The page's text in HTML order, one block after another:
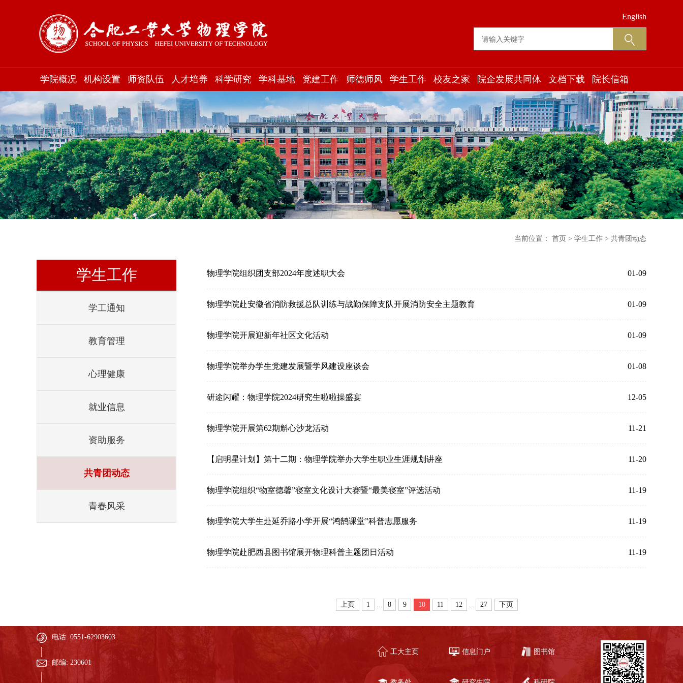
English
学院概况 机构设置 师资队伍 人才培养 科学研究 学科基地 党建工作 师德师风 学生工作 校友之家 院企发展共同体 文档下载 院长信箱
学生工作
学工通知
教育管理
心理健康
就业信息
资助服务
共青团动态
青春风采
当前位置： 首页 > 学生工作 > 共青团动态
物理学院组织团支部2024年度述职大会 01-09
物理学院赴安徽省消防救援总队训练与战勤保障支队开展消防安全主题教育 01-09
物理学院开展迎新年社区文化活动 01-09
物理学院举办学生党建发展暨学风建设座谈会 01-08
研途闪耀：物理学院2024研究生啦啦操盛宴 12-05
物理学院开展第62期斛心沙龙活动 11-21
【启明星计划】第十二期：物理学院举办大学生职业生涯规划讲座 11-20
物理学院组织“物室德馨”寝室文化设计大赛暨“最美寝室”评选活动 11-19
物理学院大学生赴延乔路小学开展“鸿鹄课堂”科普志愿服务 11-19
物理学院赴肥西县图书馆展开物理科普主题团日活动 11-19
上页 1 ... 8 9 10 11 12 ... 27 下页
电话: 0551-62903603
邮编: 230601
图书馆
信息门户
工大主页